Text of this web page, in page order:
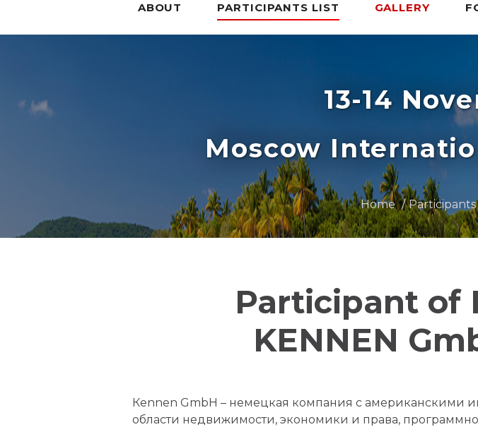
ABOUT PARTICIPANTS LIST GALLERY
13-14
Moscow
Home Participants
Participant of
KENNEN
Кеnnen GmbH – немецкая компания с американскими
области недвижимости, экономики и права,